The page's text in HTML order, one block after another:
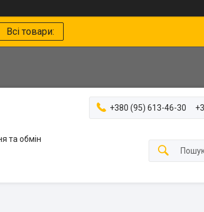
Всі товари:
+380 (95) 613-46-30
та обмін